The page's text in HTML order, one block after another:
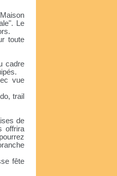
Le
toute
cadre
vue
trail
de
offrira
fête